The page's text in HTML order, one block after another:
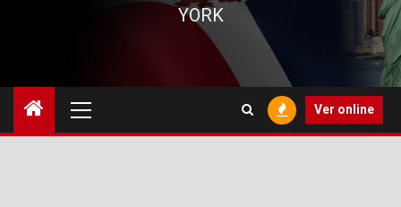
YORK
principal
Ver online